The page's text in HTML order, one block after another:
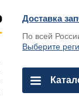
Доставка
По всей
Выберите